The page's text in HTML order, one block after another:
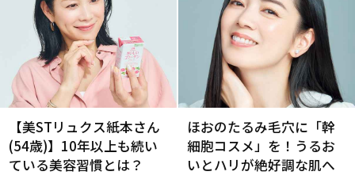
【美STリュクス紙本さん
(54歳)】10年以上も続い
ている美容習慣とは？
ほおのたるみ毛穴に「幹
細胞コスメ」を！うるお
いとハリが絶好調な肌へ